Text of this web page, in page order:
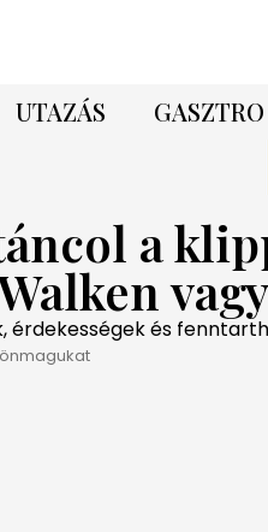
UTAZÁS GASZTRO
a
érdekességek és